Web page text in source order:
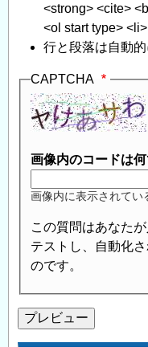
<strong> <cite>
<ol start type>
行と段落は自動的
CAPTCHA
画像内のコードは何
画像内に表示されてい
この質問はあなた
テストし、自動化
のです。